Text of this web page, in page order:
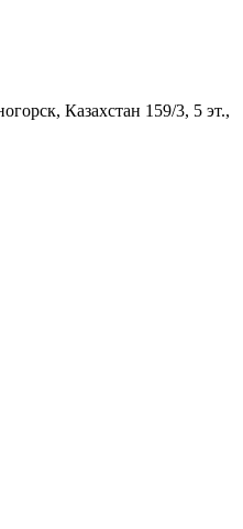
Казахстан 159/3, 5 эт.,